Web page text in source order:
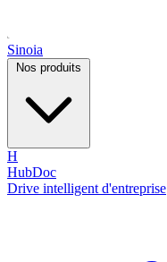
Sinoia
Nos produits
H
HubDoc
Drive intelligent d'entreprise